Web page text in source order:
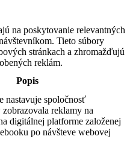
na poskytovanie relevantných
Tieto súbory
stránkach a zhromažďujú
reklám.
Popis
nastavuje spoločnosť
reklamy na
digitálnej platforme založenej
po návšteve webovej